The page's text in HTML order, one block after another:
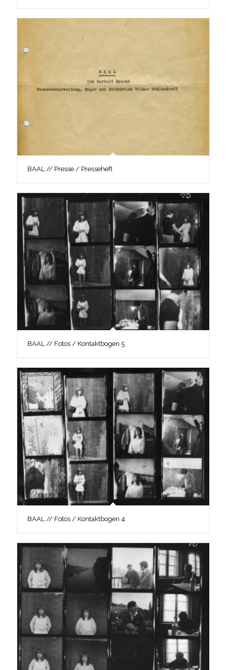
BAAL // Presse / Presseheft
BAAL // Fotos / Kontaktbogen 5
BAAL // Fotos / Kontaktbogen 4